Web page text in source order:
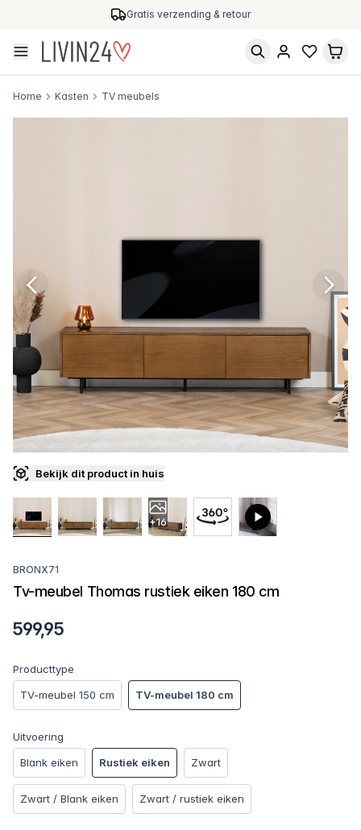
Gratis verzending & retour
Home Kasten TV meubels
Bekijk dit product in huis
+16
BRONX71
Tv-meubel Thomas rustiek eiken 180 cm
599,95
Producttype
TV-meubel 150 cm
TV-meubel 180 cm
Uitvoering
Blank eiken
Rustiek eiken Zwart
Zwart / Blank eiken Zwart / rustiek eiken